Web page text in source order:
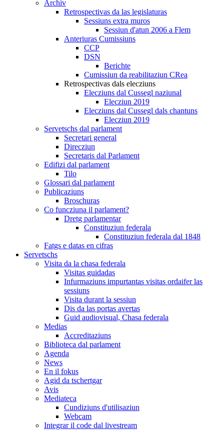
Archiv
Retrospectivas da las legislaturas
Sessiuns extra muros
Sessiun d'atun 2006 a Flem
Anteriuras Cumissiuns
CCP
DSN
Berichte
Cumissiun da reabilitaziun CRea
Retrospectivas dals elecziuns
Elecziuns dal Cussegl naziunal
Elecziun 2019
Elecziuns dal Cussegl dals chantuns
Elecziun 2019
Servetschs dal parlament
Secretari general
Direcziun
Secretaris dal Parlament
Edifizi dal parlament
Tilo
Glossari dal parlament
Publicaziuns
Broschuras
Co funcziuna il parlament?
Dretg parlamentar
Constituziun federala
Constituziun federala dal 1848
Fatgs e datas en cifras
Servetschs
Visita da la chasa federala
Visitas guidadas
Infurmaziuns impurtantas visitas ordaifer las
sessiuns
Visita durant la sessiun
Dis da las portas avertas
Guid audiovisual, Chasa federala
Medias
Accreditaziuns
Biblioteca dal parlament
Agenda
News
En il fokus
Agid da tschertgar
Avis
Mediateca
Cundiziuns d'utilisaziun
Webcam
Integrar il code dal livestream